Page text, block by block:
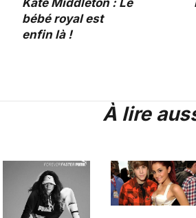
bébé royal est
enfin là !
À lire